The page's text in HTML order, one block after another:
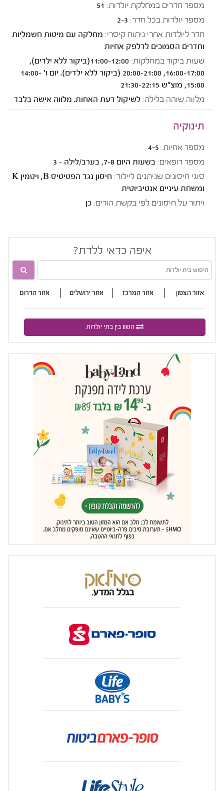
מספר חדרים במחלקת יולדות: 51
מספר יולדות בכל חדר: 2-3
חדר ליולדות אחרי ניתוח קיסרי: מחלקה עם מיטות חשמליות
וחדרים הסמוכים לדלפק אחיות
שעות ביקור במחלקות:
11:00-12:00(ביקור ללא ילדים),
16:00-17:00, 20:00-21:00 (ביקור ללא ילדים). יום ו' 14:00-
15:00, מוצ"ש 21:30-22:15
מלווה שוהה בלילה: לשיקול דעת האחות. מלווה אישה בלבד
תינוקיה
מספר אחיות: 4-5
מספר רופאים: בשעות היום 7-8, בערב/לילה - 3
סוגי חיסונים שניתנים ליילוד:
חיסון נגד הפטיטיס B, ויטמין K
ומשחת עיניים אנטיביוטית
ויתור על חיסונים לפי בקשת הורים: כן
איפה כדאי ללדת?

אזור הצפון אזור המרכז אזור ירושלים אזור הדרום
השוו בין בתי יולדות